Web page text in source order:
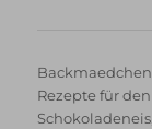
Autor
Rezepte für
Schokoladeneis